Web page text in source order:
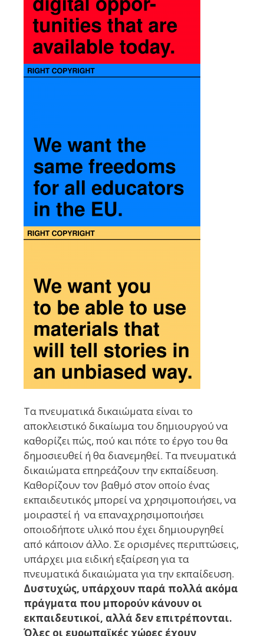
Τα πνευματικά δικαιώματα είναι το
αποκλειστικό δικαίωμα του δημιουργού να
καθορίζει πώς, πού και πότε το έργο του θα
δημοσιευθεί ή θα διανεμηθεί. Τα πνευματικά
δικαιώματα επηρεάζουν την εκπαίδευση.
Καθορίζουν τον βαθμό στον οποίο ένας
εκπαιδευτικός μπορεί να χρησιμοποιήσει, να
μοιραστεί ή να επαναχρησιμοποιήσει
οποιοδήποτε υλικό που έχει δημιουργηθεί
από κάποιον άλλο. Σε ορισμένες περιπτώσεις,
υπάρχει μια ειδική εξαίρεση για τα
πνευματικά δικαιώματα για την εκπαίδευση.
Δυστυχώς, υπάρχουν παρά πολλά ακόμα
πράγματα που μπορούν κάνουν οι
εκπαιδευτικοί, αλλά δεν επιτρέπονται.
Όλες οι ευρωπαϊκές χώρες έχουν